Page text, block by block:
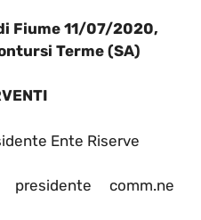
Fiume 11/07/2020,
Terme (SA)
Ente Riserve
presidente comm.ne